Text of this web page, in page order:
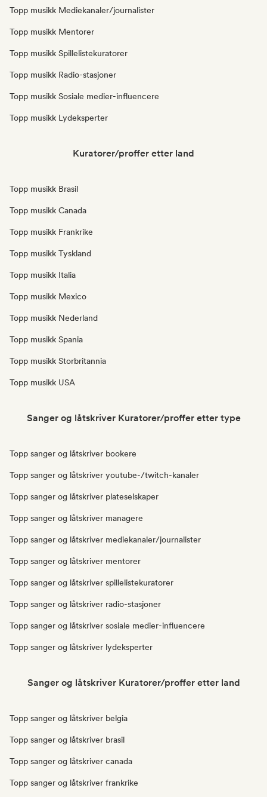
Topp musikk Mediekanaler/journalister
Topp musikk Mentorer
Topp musikk Spillelistekuratorer
Topp musikk Radio-stasjoner
Topp musikk Sosiale medier-influencere
Topp musikk Lydeksperter
Kuratorer/proffer etter land
Topp musikk Brasil
Topp musikk Canada
Topp musikk Frankrike
Topp musikk Tyskland
Topp musikk Italia
Topp musikk Mexico
Topp musikk Nederland
Topp musikk Spania
Topp musikk Storbritannia
Topp musikk USA
Sanger og låtskriver Kuratorer/proffer etter type
Topp sanger og låtskriver bookere
Topp sanger og låtskriver youtube-/twitch-kanaler
Topp sanger og låtskriver plateselskaper
Topp sanger og låtskriver managere
Topp sanger og låtskriver mediekanaler/journalister
Topp sanger og låtskriver mentorer
Topp sanger og låtskriver spillelistekuratorer
Topp sanger og låtskriver radio-stasjoner
Topp sanger og låtskriver sosiale medier-influencere
Topp sanger og låtskriver lydeksperter
Sanger og låtskriver Kuratorer/proffer etter land
Topp sanger og låtskriver belgia
Topp sanger og låtskriver brasil
Topp sanger og låtskriver canada
Topp sanger og låtskriver frankrike